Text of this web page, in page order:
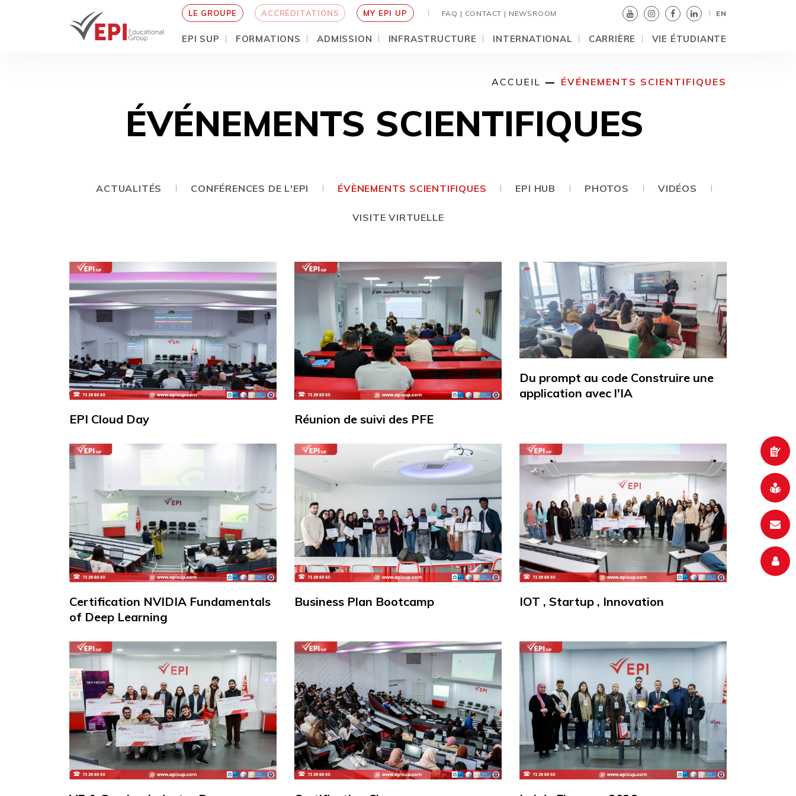
LE GROUPE ACCRÉDITATIONS MY EPI UP FAQ | CONTACT | NEWSROOM EN
EPI SUP FORMATIONS ADMISSION INFRASTRUCTURE INTERNATIONAL CARRIÈRE VIE ÉTUDIANTE
ACCUEIL ÉVÉNEMENTS SCIENTIFIQUES
ÉVÉNEMENTS SCIENTIFIQUES
ACTUALITÉS CONFÉRENCES DE L'EPI ÉVÈNEMENTS SCIENTIFIQUES EPI HUB PHOTOS VIDÉOS
VISITE VIRTUELLE
EPI Cloud Day Réunion de suivi des PFE
Du prompt au code Construire une
application avec l'IA
Certification NVIDIA Fundamentals
of Deep Learning
Business Plan Bootcamp IOT , Startup , Innovation